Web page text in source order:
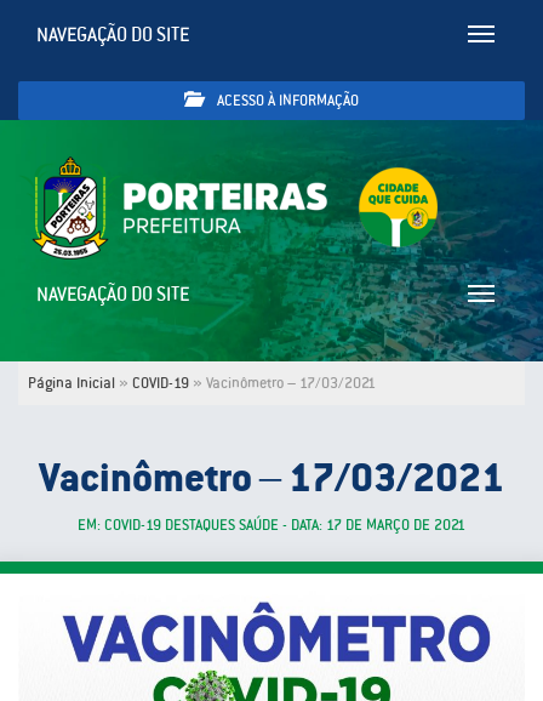
Toggle
NAVEGAÇÃO DO SITE
ACESSO À INFORMAÇÃO
Toggle
NAVEGAÇÃO DO SITE
Página Inicial » COVID-19 » Vacinômetro – 17/03/2021
Vacinômetro – 17/03/2021
EM: COVID-19 DESTAQUES SAÚDE - DATA: 17 DE MARÇO DE 2021